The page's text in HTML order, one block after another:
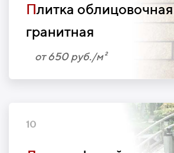
Плитка облицовочная
гранитная
от 650 руб./м²
10